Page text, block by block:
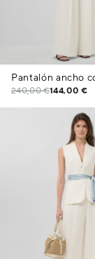
240,00 €144,00 €